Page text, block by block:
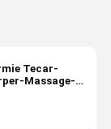
Tecar-
Massage-